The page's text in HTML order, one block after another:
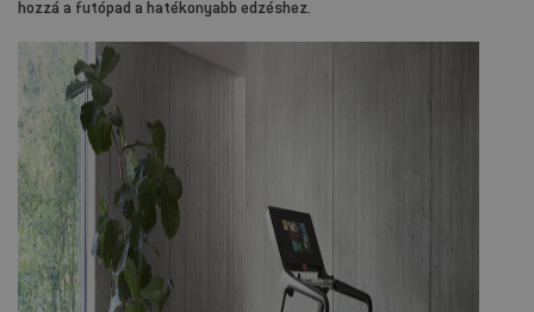
hozzá a futópad a hatékonyabb edzéshez.